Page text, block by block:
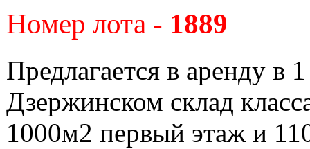
Номер лота - 1889
Предлагается в аренду
Дзержинском склад
1000м2 первый этаж и